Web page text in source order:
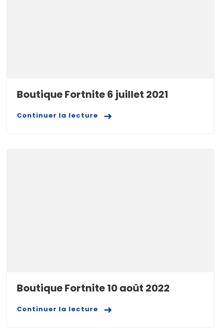
Boutique Fortnite 6 juillet 2021
Continuer la lecture
Boutique Fortnite 10 août 2022
Continuer la lecture